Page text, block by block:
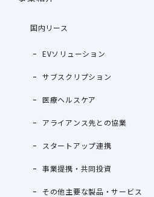
国内リース
EVソリューション
サブスクリプション
医療ヘルスケア
アライアンス先との協業
スタートアップ連携
事業提携・共同投資
その他主要な製品・サービス